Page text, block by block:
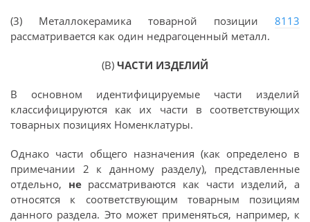
(3) Металлокерамика товарной позиции 8113
рассматривается как один недрагоценный металл.
(В) ЧАСТИ ИЗДЕЛИЙ
В основном идентифицируемые части изделий
классифицируются как их части в соответствующих
товарных позициях Номенклатуры.
Однако части общего назначения (как определено в
примечании 2 к данному разделу), представленные
отдельно, нерассматриваются как части изделий, а
относятся к соответствующим товарным позициям
данного раздела. Это может применяться, например, к